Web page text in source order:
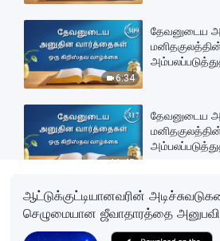
6:34
தேவனுடைய
11:45
தேவனுடைய
தேவனுடைய
ஆட்டுக்குட்டியானவரின்
செழுமையான ஜீவாதாரத்தை